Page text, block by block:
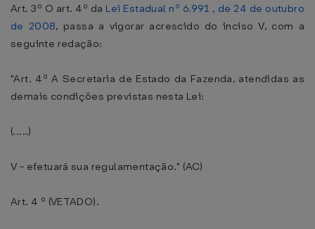
Art. 3º O art. 4º da Lei Estadual nº 6.991 , de 24 de outubro
de 2008, passa a vigorar acrescido do inciso V, com a
seguinte redação:
"Art. 4º A Secretaria de Estado da Fazenda, atendidas as
demais condições previstas nesta Lei:
(.....)
V - efetuará sua regulamentação." (AC)
Art. 4 º (VETADO).